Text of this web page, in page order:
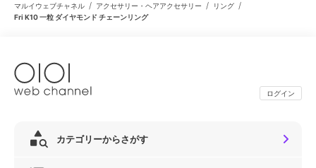
マルイウェブチャネル / アクセサリー・ヘアアクセサリー / リング /
Fri K10 一粒 ダイヤモンド チェーンリング
ログイン
カテゴリーからさがす